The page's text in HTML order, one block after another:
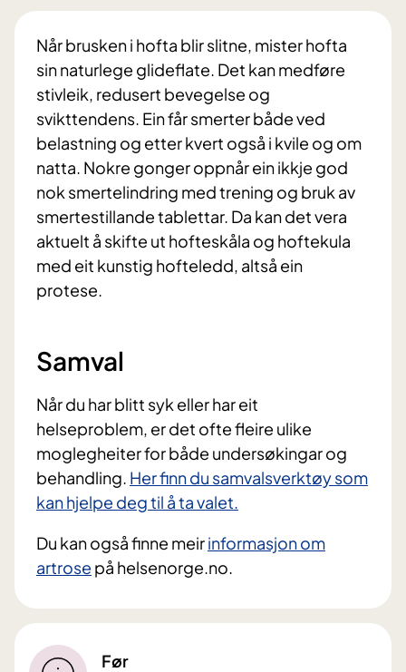
Når brusken i hofta blir slitne, mister hofta
sin naturlege glideflate. Det kan medføre
stivleik, redusert bevegelse og
svikttendens. Ein får smerter både ved
belastning og etter kvert også i kvile og om
natta. Nokre gonger oppnår ein ikkje god
nok smertelindring med trening og bruk av
smertestillande tablettar. Da kan det vera
aktuelt å skifte ut hofteskåla og hoftekula
med eit kunstig hofteledd, altså ein
protese.
Samval
Når du har blitt syk eller har eit
helseproblem, er det ofte fleire ulike
moglegheiter for både undersøkingar og
behandling. Her finn du samvalsverktøy som
kan hjelpe deg til å ta valet.
Du kan også finne meirinformasjon om
artrose på helsenorge.no.
Før